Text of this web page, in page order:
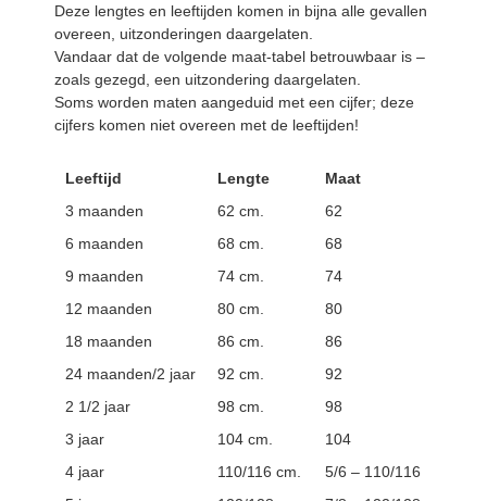
Deze lengtes en leeftijden komen in bijna alle gevallen
overeen, uitzonderingen daargelaten.
Vandaar dat de volgende maat-tabel betrouwbaar is –
zoals gezegd, een uitzondering daargelaten.
Soms worden maten aangeduid met een cijfer; deze
cijfers komen niet overeen met de leeftijden!
Leeftijd Lengte
Maat
3 maanden
62 cm.
62
6 maanden
68 cm.
68
9 maanden
74 cm.
74
12 maanden
80 cm.
80
18 maanden
86 cm.
86
24 maanden/2 jaar
92 cm.
92
2 1/2 jaar
98 cm.
98
3 jaar
104 cm.
104
4 jaar
110/116 cm.
5/6 – 110/116